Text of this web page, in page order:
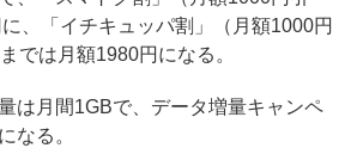
、「イチキュッパ割」（月額1000円
では月額1980円になる。
は月間1GBで、データ増量キャンペ
なる。